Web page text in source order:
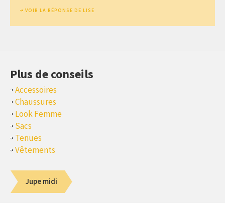
VOIR LA RÉPONSE DE LISE
Plus de conseils
Accessoires
Chaussures
Look Femme
Sacs
Tenues
Vêtements
Jupe midi